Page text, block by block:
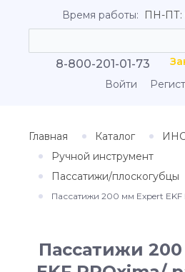
Время работы: ПН-ПТ:
8-800-201-01-73
Войти
Главная Каталог
Ручной инструмент
Пассатижи/плоскогубцы
Пассатижи 200 мм Expert
Пассатижи